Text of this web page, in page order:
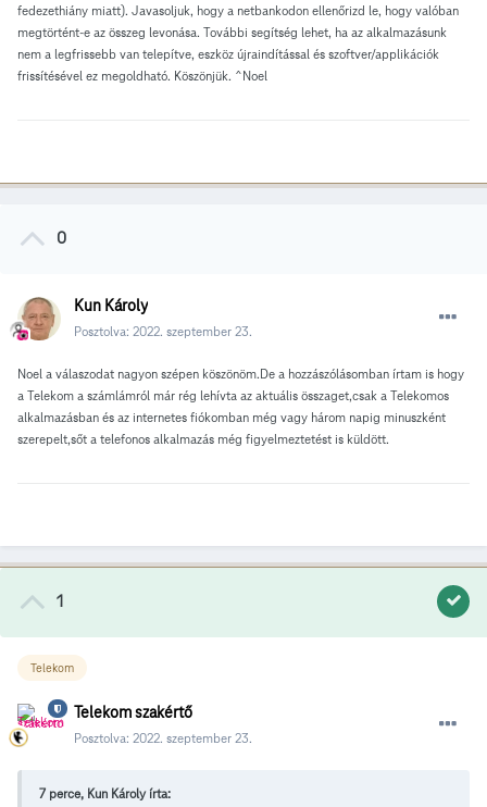
fedezethiány miatt). Javasoljuk, hogy a netbankodon ellenőrizd le, hogy valóban
megtörtént-e az összeg levonása. További segítség lehet, ha az alkalmazásunk
nem a legfrissebb van telepítve, eszköz újraindítással és szoftver/applikációk
frissítésével ez megoldható. Köszönjük. ^Noel
0
Kun Károly
Posztolva: 2022. szeptember 23.
Noel a válaszodat nagyon szépen köszönöm.De a hozzászólásomban írtam is hogy
a Telekom a számlámról már rég lehívta az aktuális összaget,csak a Telekomos
alkalmazásban és az internetes fiókomban még vagy három napig minuszként
szerepelt,sőt a telefonos alkalmazás még figyelmeztetést is küldött.
1
Telekom
Telekom szakértő
Posztolva: 2022. szeptember 23.
7 perce, Kun Károly írta: